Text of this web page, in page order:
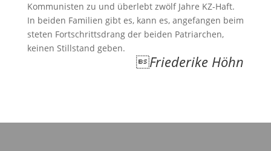
Kommunisten zu und überlebt zwölf Jahre KZ-Haft.
In beiden Familien gibt es, kann es, angefangen beim
steten Fortschrittsdrang der beiden Patriarchen,
keinen Stillstand geben.
Friederike Höhn